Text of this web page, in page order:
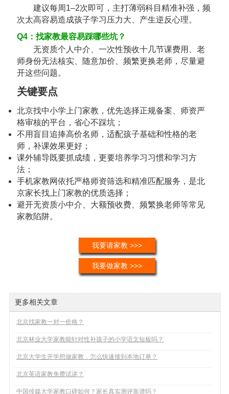
建议每周1–2次即可，主打薄弱科目精准补强，频
次太高容易造成孩子学习压力大、产生逆反心理。
Q4：找家教最容易踩哪些坑？
无资质个人中介、一次性预收十几节课费用、老
师身份无法核实、随意加价、频繁更换老师，尽量避
开这些问题。
关键要点
北京找中小学上门家教，优先选择正规备案、师资严
格审核的平台，省心不踩坑；
不用盲目追捧高价名师，适配孩子基础和性格的老
师，补课效果更好；
课外辅导既要抓成绩，更要培养学习习惯和学习方
法；
手机家教网依托严格师资筛选和精准匹配服务，是北
京家长找上门家教的优质选择；
避开无资质小中介、大额预收费、频繁换老师等常见
家教陷阱。
我要请家教 >>>
我要做家教 >>>
更多相关文章
北京找家教一对一价格？
北京林业大学家教能针对性补孩子的小学语文短板吗？
北京大学生开学想做家教，怎么快速接到本地订单？
北京英语家教免费试讲？
中国传媒大学家教口碑如何？家长真实测评靠谱吗？